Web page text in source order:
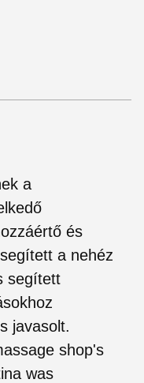
a
és
a nehéz
segített
javasolt.
shop's
was